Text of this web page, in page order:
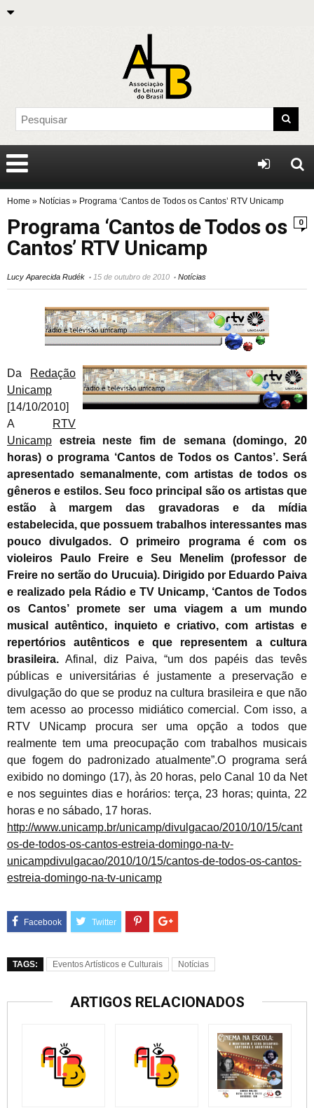
Home » Notícias » Programa ‘Cantos de Todos os Cantos’ RTV Unicamp
0
Programa ‘Cantos de Todos os
Cantos’ RTV Unicamp
Lucy Aparecida Rudék 15 de outubro de 2010 Notícias
Da
Redação
Unicamp
[14/10/2010]
A
RTV
Unicamp
estreia neste fim de semana (domingo, 20
horas) o programa ‘Cantos de Todos os Cantos’. Será
apresentado semanalmente, com artistas de todos os
gêneros e estilos. Seu foco principal são os artistas que
estão à margem das gravadoras e da mídia
estabelecida, que possuem trabalhos interessantes mas
pouco divulgados. O primeiro programa é com os
violeiros Paulo Freire e Seu Menelim (professor de
Freire no sertão do Urucuia). Dirigido por Eduardo Paiva
e realizado pela Rádio e TV Unicamp, ‘Cantos de Todos
os Cantos’ promete ser uma viagem a um mundo
musical autêntico, inquieto e criativo, com artistas e
repertórios autênticos e que representem a cultura
brasileira. Afinal, diz Paiva, “um dos papéis das tevês
públicas e universitárias é justamente a preservação e
divulgação do que se produz na cultura brasileira e que não
tem acesso ao processo midiático comercial. Com isso, a
RTV UNicamp procura ser uma opção a todos que
realmente tem uma preocupação com trabalhos musicais
que fogem do padronizado atualmente”.O programa será
exibido no domingo (17), às 20 horas, pelo Canal 10 da Net
e nos seguintes dias e horários: terça, 23 horas; quinta, 22
horas e no sábado, 17 horas.
http://www.unicamp.br/unicamp/divulgacao/2010/10/15/cant
os-de-todos-os-cantos-estreia-domingo-na-tv-
unicampdivul gacao/2010/10/15/cantos-de-todos-os-cantos-
estreia-domingo-na-tv-unicamp
TAGS: Eventos Artísticos e Culturais Notícias
ARTIGOS RELACIONADOS